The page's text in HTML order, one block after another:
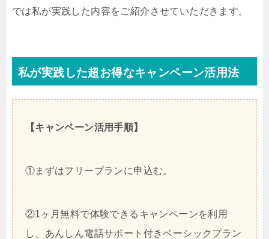
では私が実践した内容をご紹介させていただきます。
私が実践した超お得なキャンペーン活用法
【キャンペーン活用手順】
①まずはフリープランに申込む。
②1ヶ月無料で体験できるキャンペーンを利用
し、あんしん電話サポート付きベーシックプラン